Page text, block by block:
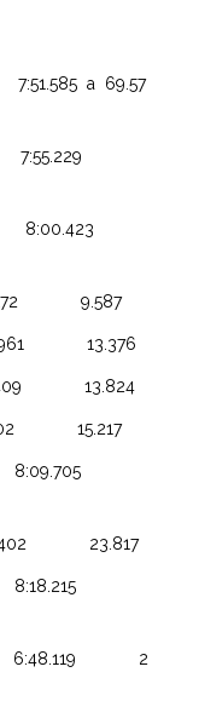
a 69.57
7:55.229
8:00.423
9.587
13.376
13.824
15.217
8:09.705
23.817
8:18.215
6:48.119 2